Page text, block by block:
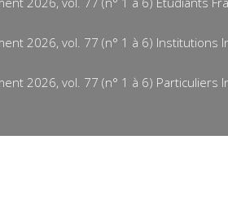
2026, vol. 77 (n° 1 à 6) Institutions
2026, vol. 77 (n° 1 à 6) Particuliers